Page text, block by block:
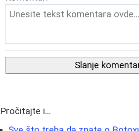
Slanje
Pročitajte i...